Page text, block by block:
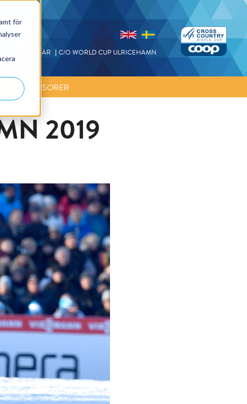
för
FUNKTIONÄR C/O WORLD CUP ULRICEHAMN
SPONSORER
2019